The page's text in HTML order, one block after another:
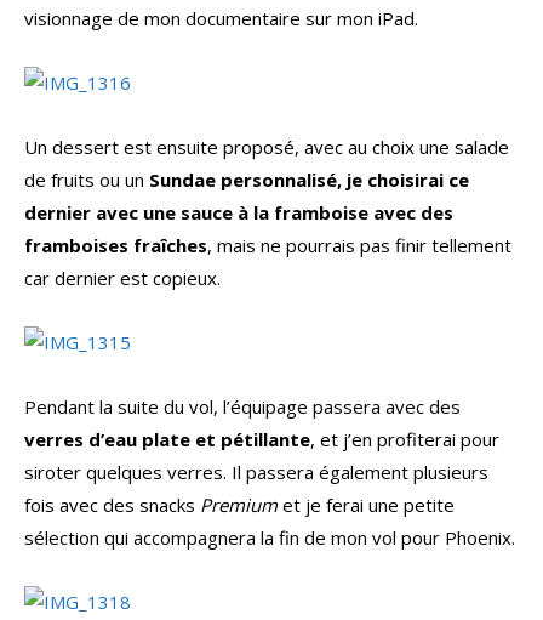
visionnage de mon documentaire sur mon iPad.
Un dessert est ensuite proposé, avec au choix une salade
de fruits ou un Sundae personnalisé, je choisirai ce
dernier avec une sauce à la framboise avec des
framboises fraîches, mais ne pourrais pas finir tellement
car dernier est copieux.
Pendant la suite du vol, l’équipage passera avec des
verres d’eau plate et pétillante, et j’en profiterai pour
siroter quelques verres. Il passera également plusieurs
fois avec des snacks Premiumet je ferai une petite
sélection qui accompagnera la fin de mon vol pour Phoenix.